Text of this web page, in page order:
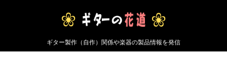
ギター製作（自作）関係や楽器の製品情報を発信